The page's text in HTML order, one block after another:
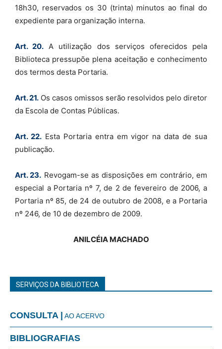
18h30, reservados os 30 (trinta) minutos ao final do
expediente para organização interna.
Art. 20. A utilização dos serviços oferecidos pela
Biblioteca pressupõe plena aceitação e conhecimento
dos termos desta Portaria.
Art. 21. Os casos omissos serão resolvidos pelo diretor
da Escola de Contas Públicas.
Art. 22.Esta Portaria entra em vigor na data de sua
publicação.
Art. 23. Revogam-se as disposições em contrário, em
especial a Portaria nº 7, de 2 de fevereiro de 2006, a
Portaria nº 85, de 24 de outubro de 2008, e a Portaria
nº 246, de 10 de dezembro de 2009.
ANILCÉIA MACHADO
SERVIÇOS DA BIBLIOTECA
CONSULTA | AO ACERVO
BIBLIOGRAFIAS